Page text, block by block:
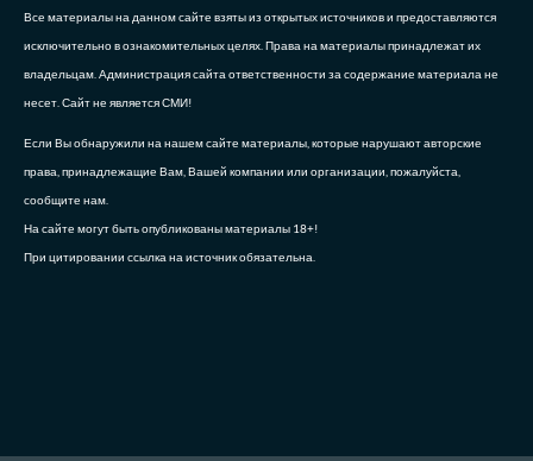
Все материалы на данном сайте взяты из открытых источников и предоставляются
исключительно в ознакомительных целях. Права на материалы принадлежат их
владельцам. Администрация сайта ответственности за содержание материала не
несет. Сайт не является СМИ!
Если Вы обнаружили на нашем сайте материалы, которые нарушают авторские
права, принадлежащие Вам, Вашей компании или организации, пожалуйста,
сообщите нам.
На сайте могут быть опубликованы материалы 18+!
При цитировании ссылка на источник обязательна.